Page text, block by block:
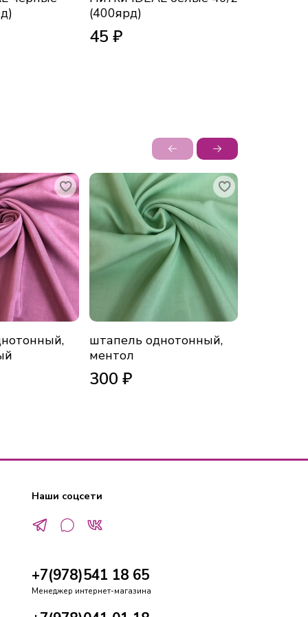
(400ярд)
45 ₽
штапель однотонный,
ментол
300 ₽
Наши соцсети
+7(978)541 18 65
Менеджер интернет-магазина